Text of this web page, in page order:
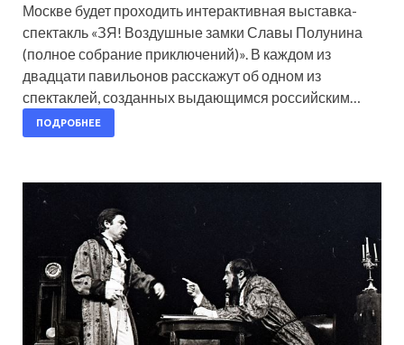
Москве будет проходить интерактивная выставка-
спектакль «ЗЯ! Воздушные замки Славы Полунина
(полное собрание приключений)». В каждом из
двадцати павильонов расскажут об одном из
спектаклей, созданных выдающимся российским…
ПОДРОБНЕЕ